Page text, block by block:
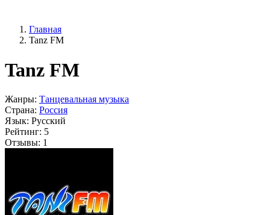
Главная
Tanz FM
Tanz FM
Жанры: Танцевальная музыка
Страна: Россия
Язык: Русский
Рейтинг: 5
Отзывы: 1